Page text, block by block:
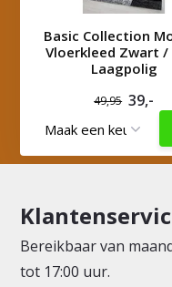
Basic Collection
Vloerkleed Zwart /
Laagpolig
49,95 39,-
Bereikbaar van
tot 17:00 uur.